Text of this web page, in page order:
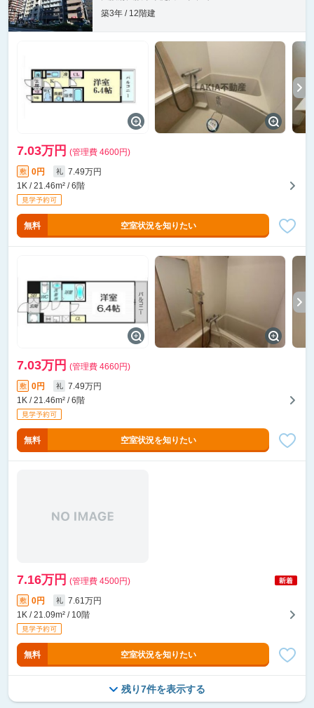
築3年 / 12階建
7.03万円 (管理費 4600円)
敷 0円 礼
7.49万円
1K / 21.46m² / 6階
無料 空室状況を知りたい
7.03万円 (管理費 4660円)
敷 0円 礼
7.49万円
1K / 21.46m² / 6階
無料 空室状況を知りたい
7.16万円 (管理費 4500円)
敷 0円 礼
7.61万円
1K / 21.09m² / 10階
無料 空室状況を知りたい
残り7件を表示する